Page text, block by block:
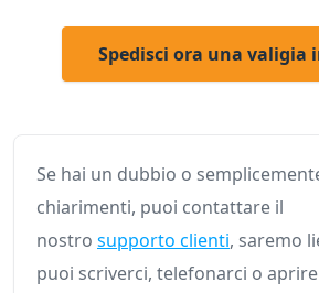
Spedisci ora una valigia
Se hai un dubbio o
chiarimenti, puoi contattare il
nostro supporto clienti, saremo
puoi scriverci, telefonarci o